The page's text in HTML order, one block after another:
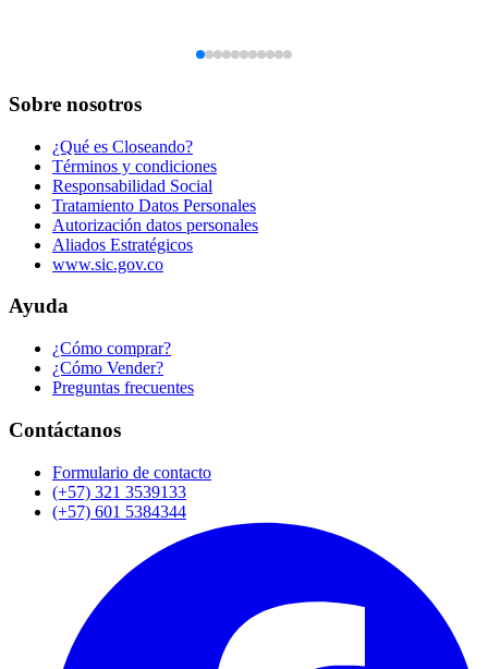
Sobre nosotros
¿Qué es Closeando?
Términos y condiciones
Responsabilidad Social
Tratamiento Datos Personales
Autorización datos personales
Aliados Estratégicos
www.sic.gov.co
Ayuda
¿Cómo comprar?
¿Cómo Vender?
Preguntas frecuentes
Contáctanos
Formulario de contacto
(+57) 321 3539133
(+57) 601 5384344